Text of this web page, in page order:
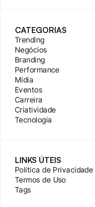
CATEGORIAS
Trending
Negócios
Branding
Performance
Mídia
Eventos
Carreira
Criatividade
Tecnologia
LINKS ÚTEIS
Política de Privacidade
Termos de Uso
Tags